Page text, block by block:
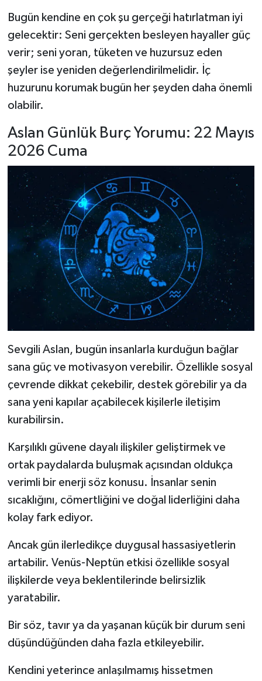
Bugün kendine en çok şu gerçeği hatırlatman iyi
gelecektir: Seni gerçekten besleyen hayaller güç
verir; seni yoran, tüketen ve huzursuz eden
şeyler ise yeniden değerlendirilmelidir. İç
huzurunu korumak bugün her şeyden daha önemli
olabilir.
Aslan Günlük Burç Yorumu: 22 Mayıs
2026 Cuma
Sevgili Aslan, bugün insanlarla kurduğun bağlar
sana güç ve motivasyon verebilir. Özellikle sosyal
çevrende dikkat çekebilir, destek görebilir ya da
sana yeni kapılar açabilecek kişilerle iletişim
kurabilirsin.
Karşılıklı güvene dayalı ilişkiler geliştirmek ve
ortak paydalarda buluşmak açısından oldukça
verimli bir enerji söz konusu. İnsanlar senin
sıcaklığını, cömertliğini ve doğal liderliğini daha
kolay fark ediyor.
Ancak gün ilerledikçe duygusal hassasiyetlerin
artabilir. Venüs-Neptün etkisi özellikle sosyal
ilişkilerde veya beklentilerinde belirsizlik
yaratabilir.
Bir söz, tavır ya da yaşanan küçük bir durum seni
düşündüğünden daha fazla etkileyebilir.
Kendini yeterince anlaşılmamış hissetmen